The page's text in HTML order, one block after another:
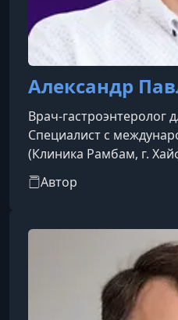
Александр
Врач-гастроэнтеролог
Специалист с
(Клиника Рамбам, г.
клинической
Стаж врачебной
Автор